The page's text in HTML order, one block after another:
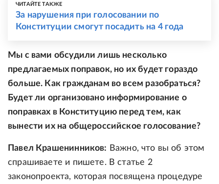
ЧИТАЙТЕ ТАКЖЕ
За нарушения при голосовании по
Конституции смогут посадить на 4 года
Мы с вами обсудили лишь несколько
предлагаемых поправок, но их будет гораздо
больше. Как гражданам во всем разобраться?
Будет ли организовано информирование о
поправках в Конституцию перед тем, как
вынести их на общероссийское голосование?
Павел Крашенинников: Важно, что вы об этом
спрашиваете и пишете. В статье 2
законопроекта, которая посвящена процедуре